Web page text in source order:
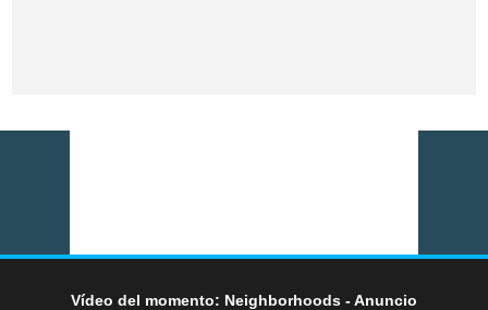
Vídeo del momento: Neighborhoods - Anuncio